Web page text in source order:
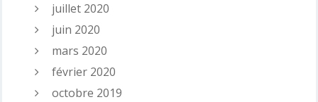
juillet 2020
juin 2020
mars 2020
février 2020
octobre 2019